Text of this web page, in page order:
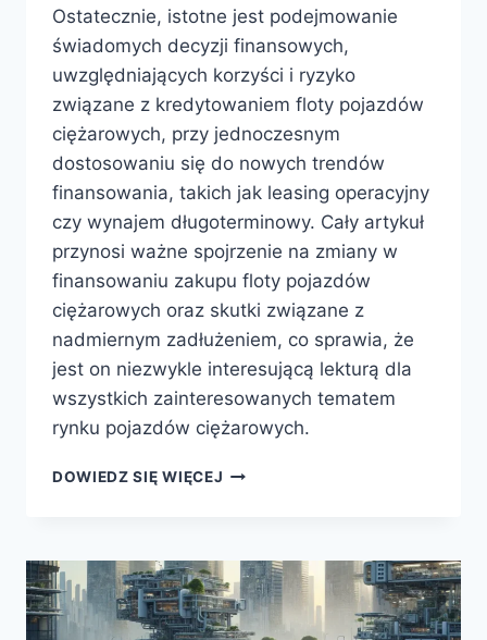
Ostatecznie, istotne jest podejmowanie
świadomych decyzji finansowych,
uwzględniających korzyści i ryzyko
związane z kredytowaniem floty pojazdów
ciężarowych, przy jednoczesnym
dostosowaniu się do nowych trendów
finansowania, takich jak leasing operacyjny
czy wynajem długoterminowy. Cały artykuł
przynosi ważne spojrzenie na zmiany w
finansowaniu zakupu floty pojazdów
ciężarowych oraz skutki związane z
nadmiernym zadłużeniem, co sprawia, że
jest on niezwykle interesującą lekturą dla
wszystkich zainteresowanych tematem
rynku pojazdów ciężarowych.
DOWIEDZ SIĘ WIĘCEJ WPŁYW
POJAZDÓW
CIĘŻAROWYCH